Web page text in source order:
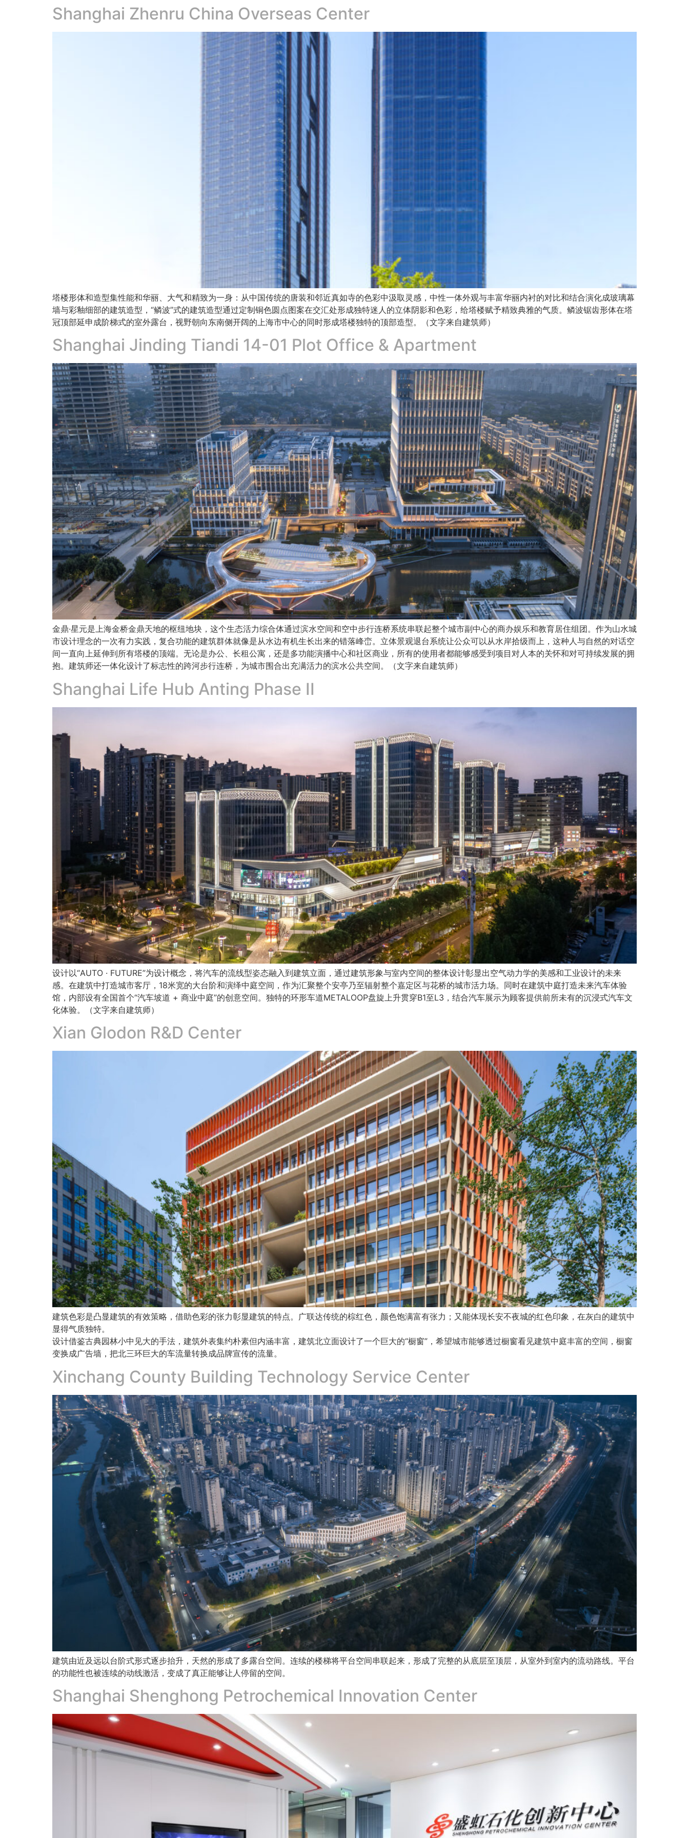
Shanghai Zhenru China Overseas Center
塔楼形体和造型集性能和华丽、大气和精致为一身：从中国传统的唐装和邻近真如寺的色彩中汲取灵感，中性一体外观与丰富华丽内衬的对比和结合演化成玻璃幕
墙与彩釉细部的建筑造型，“鳞波”式的建筑造型通过定制铜色圆点图案在交汇处形成独特迷人的立体阴影和色彩，给塔楼赋予精致典雅的气质。鳞波锯齿形体在塔
冠顶部延申成阶梯式的室外露台，视野朝向东南侧开阔的上海市中心的同时形成塔楼独特的顶部造型。（文字来自建筑师）
Shanghai Jinding Tiandi 14-01 Plot Office & Apartment
金鼎·星元是上海金桥金鼎天地的枢纽地块，这个生态活力综合体通过滨水空间和空中步行连桥系统串联起整个城市副中心的商办娱乐和教育居住组团。作为山水城
市设计理念的一次有力实践，复合功能的建筑群体就像是从水边有机生长出来的错落峰峦。立体景观退台系统让公众可以从水岸拾级而上，这种人与自然的对话空
间一直向上延伸到所有塔楼的顶端。无论是办公、长租公寓，还是多功能演播中心和社区商业，所有的使用者都能够感受到项目对人本的关怀和对可持续发展的拥
抱。建筑师还一体化设计了标志性的跨河步行连桥，为城市围合出充满活力的滨水公共空间。（文字来自建筑师）
Shanghai Life Hub Anting Phase II
设计以“AUTO · FUTURE”为设计概念，将汽车的流线型姿态融入到建筑立面，通过建筑形象与室内空间的整体设计彰显出空气动力学的美感和工业设计的未来
感。在建筑中打造城市客厅，18米宽的大台阶和演绎中庭空间，作为汇聚整个安亭乃至辐射整个嘉定区与花桥的城市活力场。同时在建筑中庭打造未来汽车体验
馆，内部设有全国首个“汽车坡道 + 商业中庭”的创意空间。独特的环形车道METALOOP盘旋上升贯穿B1至L3，结合汽车展示为顾客提供前所未有的沉浸式汽车文
化体验。（文字来自建筑师）
Xian Glodon R&D Center
建筑色彩是凸显建筑的有效策略，借助色彩的张力彰显建筑的特点。广联达传统的棕红色，颜色饱满富有张力；又能体现长安不夜城的红色印象，在灰白的建筑中
显得气质独特。
设计借鉴古典园林小中见大的手法，建筑外表集约朴素但内涵丰富，建筑北立面设计了一个巨大的“橱窗”，希望城市能够透过橱窗看见建筑中庭丰富的空间，橱窗
变换成广告墙，把北三环巨大的车流量转换成品牌宣传的流量。
Xinchang County Building Technology Service Center
建筑由近及远以台阶式形式逐步抬升，天然的形成了多露台空间。连续的楼梯将平台空间串联起来，形成了完整的从底层至顶层，从室外到室内的流动路线。平台
的功能性也被连续的动线激活，变成了真正能够让人停留的空间。
Shanghai Shenghong Petrochemical Innovation Center